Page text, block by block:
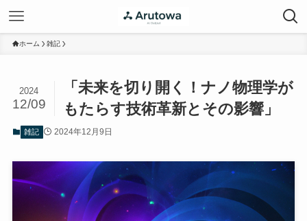
ホーム 雑記
「未来を切り開く！ナノ物理学が
もたらす技術革新とその影響」
2024
12/09
雑記 2024年12月9日